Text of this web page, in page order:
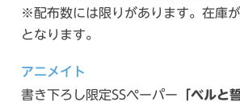
※配布数には限りがあります。在庫
となります。
アニメイト
書き下ろし限定SSペーパー 「ベルと